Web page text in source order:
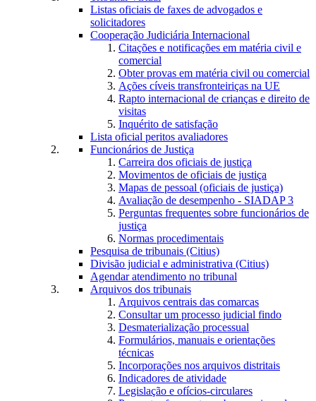
Listas oficiais de faxes de advogados e
solicitadores
Cooperação Judiciária Internacional
Citações e notificações em matéria civil e
comercial
Obter provas em matéria civil ou comercial
Ações cíveis transfronteiriças na UE
Rapto internacional de crianças e direito de
visitas
Inquérito de satisfação
Lista oficial peritos avaliadores
Funcionários de Justiça
Carreira dos oficiais de justiça
Movimentos de oficiais de justiça
Mapas de pessoal (oficiais de justiça)
Avaliação de desempenho - SIADAP 3
Perguntas frequentes sobre funcionários de
justiça
Normas procedimentais
Pesquisa de tribunais (Citius)
Divisão judicial e administrativa (Citius)
Agendar atendimento no tribunal
Arquivos dos tribunais
Arquivos centrais das comarcas
Consultar um processo judicial findo
Desmaterialização processual
Formulários, manuais e orientações
técnicas
Incorporações nos arquivos distritais
Indicadores de atividade
Legislação e ofícios-circulares